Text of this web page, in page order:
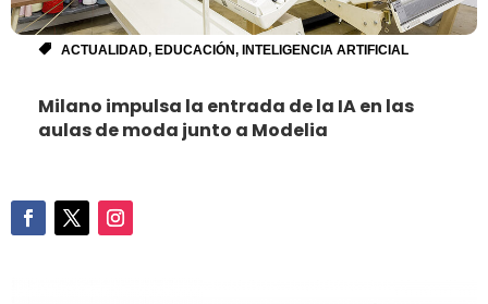
ACTUALIDAD, EDUCACIÓN, INTELIGENCIA ARTIFICIAL
Milano impulsa la entrada de la IA en las
aulas de moda junto a Modelia